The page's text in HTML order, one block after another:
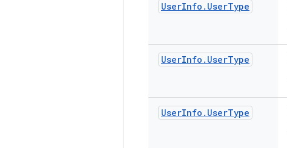
UserInfo . UserType
UserInfo . UserType
UserInfo . UserType